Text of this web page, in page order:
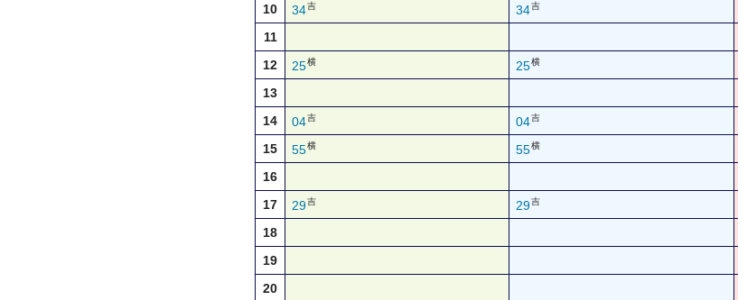
10
34吉 34吉
11
12
25横 25横
13
14
04吉 04吉
15 55横 55横
16
17
29吉 29吉
18
19
20